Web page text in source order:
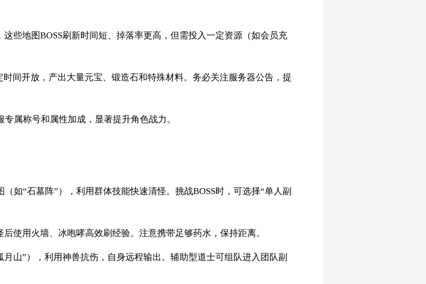
些地图BOSS刷新时间短、掉落率更高，但需投入一定资源（如会员充
间开放，产出大量元宝、锻造石和特殊材料。务必关注服务器公告，提
属称号和属性加成，显著提升角色战力。
如“石墓阵”），利用群体技能快速清怪。挑战BOSS时，可选择“单人副
使用火墙、冰咆哮高效刷经验。注意携带足够药水，保持距离。
山”），利用神兽抗伤，自身远程输出。辅助型道士可组队进入团队副